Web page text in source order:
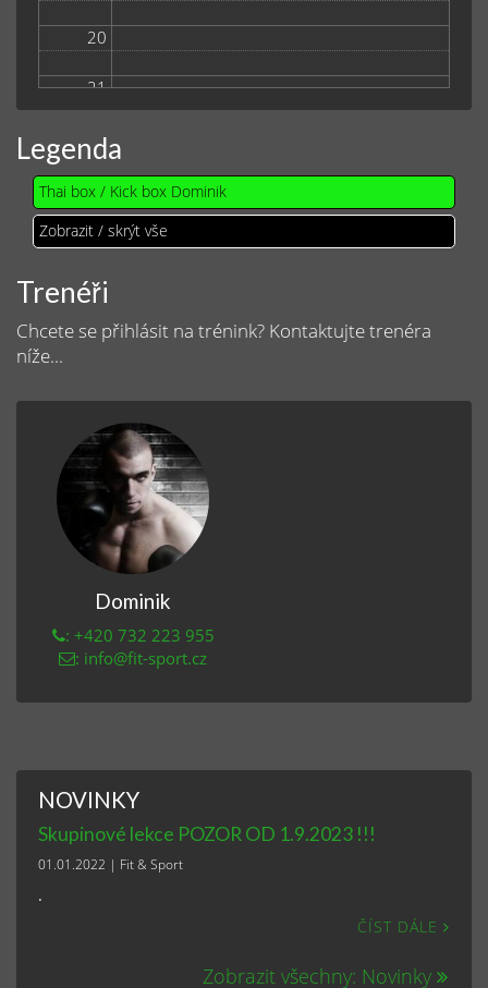
20
21
Legenda
Thai box / Kick box Dominik
Zobrazit / skrýt vše
Trenéři
Chcete se přihlásit na trénink? Kontaktujte trenéra
níže...
Dominik
: +420 732 223 955
: info@fit-sport.cz
NOVINKY
Skupinové lekce POZOR OD 1.9.2023 !!!
01.01.2022 | Fit & Sport
.
ČÍST DÁLE
Zobrazit všechny: Novinky